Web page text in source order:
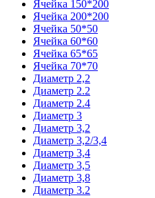
Ячейка 150*200
Ячейка 200*200
Ячейка 50*50
Ячейка 60*60
Ячейка 65*65
Ячейка 70*70
Диаметр 2,2
Диаметр 2.2
Диаметр 2.4
Диаметр 3
Диаметр 3,2
Диаметр 3,2/3,4
Диаметр 3,4
Диаметр 3,5
Диаметр 3,8
Диаметр 3.2